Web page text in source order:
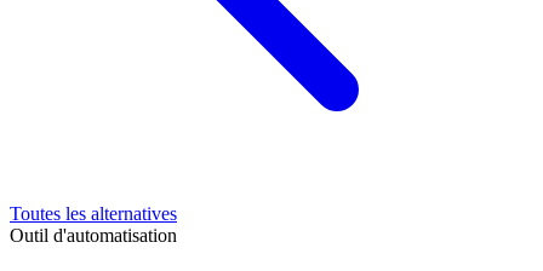
Toutes les alternatives
Outil d'automatisation